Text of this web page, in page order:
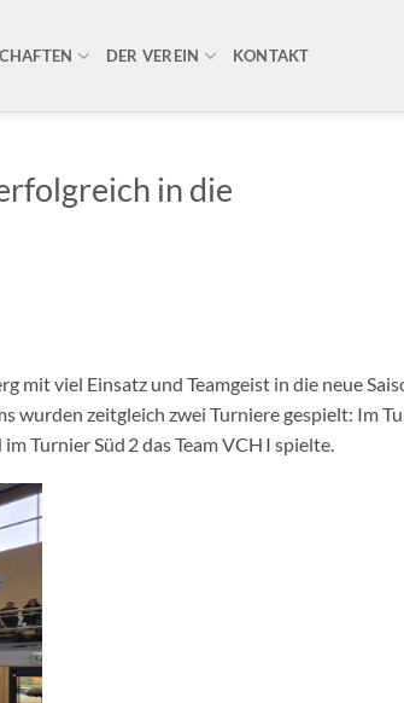
DER VEREIN KONTAKT
in die
mit viel Einsatz und Teamgeist in die neue
wurden zeitgleich zwei Turniere gespielt: Im
Turnier Süd 2 das Team VCH I spielte.